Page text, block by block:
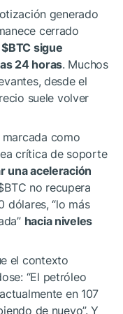
generado
cerrado
$BTC sigue
24 horas. Muchos
desde el
suele volver
como
crítica de soporte
una aceleración
no recupera
dólares, “lo más
hacia niveles
el contexto
“El petróleo
en 107
de nuevo”. Y